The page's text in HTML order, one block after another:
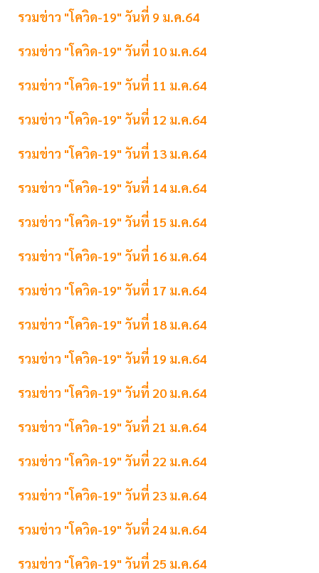
รวมข่าว "โควิด-19" วันที่ 9 ม.ค.64
รวมข่าว "โควิด-19" วันที่ 10 ม.ค.64
รวมข่าว "โควิด-19" วันที่ 11 ม.ค.64
รวมข่าว "โควิด-19" วันที่ 12 ม.ค.64
รวมข่าว "โควิด-19" วันที่ 13 ม.ค.64
รวมข่าว "โควิด-19" วันที่ 14 ม.ค.64
รวมข่าว "โควิด-19" วันที่ 15 ม.ค.64
รวมข่าว "โควิด-19" วันที่ 16 ม.ค.64
รวมข่าว "โควิด-19" วันที่ 17 ม.ค.64
รวมข่าว "โควิด-19" วันที่ 18 ม.ค.64
รวมข่าว "โควิด-19" วันที่ 19 ม.ค.64
รวมข่าว "โควิด-19" วันที่ 20 ม.ค.64
รวมข่าว "โควิด-19" วันที่ 21 ม.ค.64
รวมข่าว "โควิด-19" วันที่ 22 ม.ค.64
รวมข่าว "โควิด-19" วันที่ 23 ม.ค.64
รวมข่าว "โควิด-19" วันที่ 24 ม.ค.64
รวมข่าว "โควิด-19" วันที่ 25 ม.ค.64